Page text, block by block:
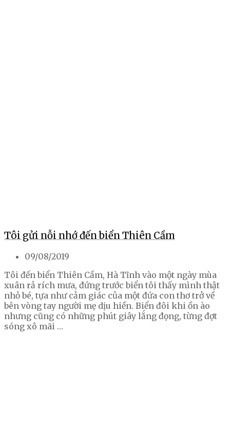
Tôi gửi nỗi nhớ đến biển Thiên Cầm
09/08/2019
Tôi đến biển Thiên Cầm, Hà Tĩnh vào một ngày mùa
xuân rả rích mưa, đứng trước biển tôi thấy mình thật
nhỏ bé, tựa như cảm giác của một đứa con thơ trở về
bên vòng tay người mẹ dịu hiền. Biển đôi khi ồn ào
nhưng cũng có những phút giây lắng đọng, từng đợt
sóng xô mãi …